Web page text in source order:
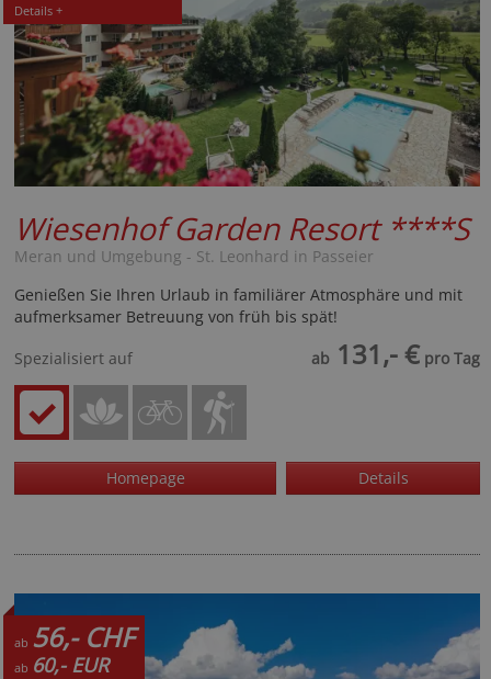
Details +
Wiesenhof Garden Resort ****S
Meran und Umgebung - St. Leonhard in Passeier
Genießen Sie Ihren Urlaub in familiärer Atmosphäre und mit
aufmerksamer Betreuung von früh bis spät!
Spezialisiert auf
ab 131,- € pro Tag
Homepage Details
ab 56,- CHF
ab 60,- EUR